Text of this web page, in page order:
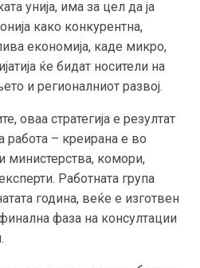
унија, има за цел да ја
како конкурентна,
економија, каде микро,
ќе бидат носители на
и регионалниот развој.
оваа стратегија е резултат
работа – креирана е во
министерства, комори,
Работната група
година, веќе е изготвен
фаза на консултации